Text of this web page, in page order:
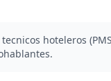
hoteleros